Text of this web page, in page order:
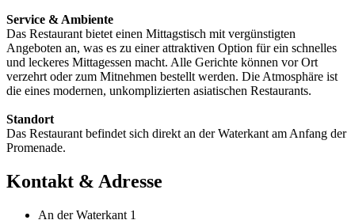
Service & Ambiente
Das Restaurant bietet einen Mittagstisch mit vergünstigten
Angeboten an, was es zu einer attraktiven Option für ein schnelles
und leckeres Mittagessen macht. Alle Gerichte können vor Ort
verzehrt oder zum Mitnehmen bestellt werden. Die Atmosphäre ist
die eines modernen, unkomplizierten asiatischen Restaurants.
Standort
Das Restaurant befindet sich direkt an der Waterkant am Anfang der
Promenade.
Kontakt & Adresse
An der Waterkant 1